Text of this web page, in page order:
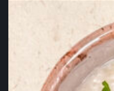
Sos de